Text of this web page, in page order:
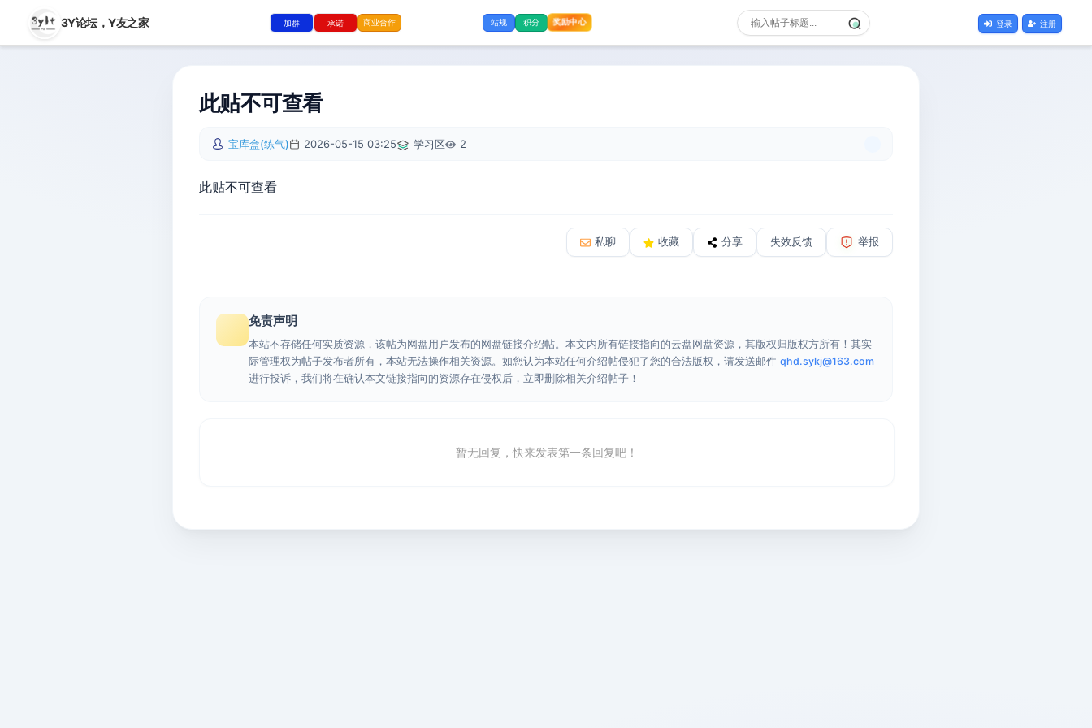
3Y论坛，Y友之家 加群 承诺 商业合作 站规 积分 奖励中心 登录 注册
此贴不可查看
宝库盒(练气) 2026-05-15 03:25 学习区 2
此贴不可查看
私聊 收藏 分享 失效反馈 举报
免责声明
本站不存储任何实质资源，该帖为网盘用户发布的网盘链接介绍帖。本文内所有链接指向的云盘网盘资源，其版权归版权方所有！其实
际管理权为帖子发布者所有，本站无法操作相关资源。如您认为本站任何介绍帖侵犯了您的合法版权，请发送邮件 qhd.sykj@163.com
进行投诉，我们将在确认本文链接指向的资源存在侵权后，立即删除相关介绍帖子！
暂无回复，快来发表第一条回复吧！